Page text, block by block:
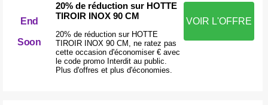
End
Soon
20% de réduction sur HOTTE
TIROIR INOX 90 CM
20% de réduction sur HOTTE
TIROIR INOX 90 CM, ne ratez pas
cette occasion d'économiser € avec
le code promo Interdit au public.
Plus d'offres et plus d'économies.
VOIR L'OFFRE